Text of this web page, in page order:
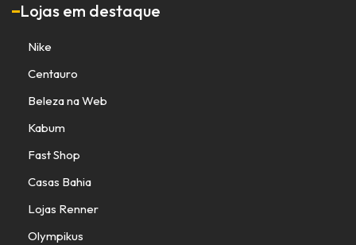
Lojas em destaque
Nike
Centauro
Beleza na Web
Kabum
Fast Shop
Casas Bahia
Lojas Renner
Olympikus